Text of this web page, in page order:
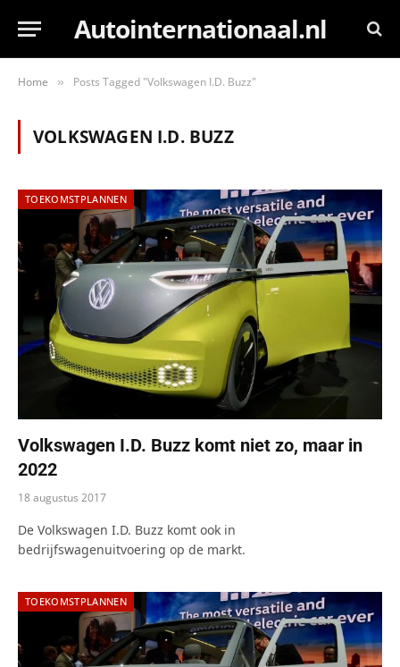
Autointernationaal.nl
Home » Posts Tagged "Volkswagen I.D. Buzz"
VOLKSWAGEN I.D. BUZZ
TOEKOMSTPLANNEN
Volkswagen I.D. Buzz komt niet zo, maar in
2022
18 augustus 2017
De Volkswagen I.D. Buzz komt ook in
bedrijfswagenuitvoering op de markt.
TOEKOMSTPLANNEN